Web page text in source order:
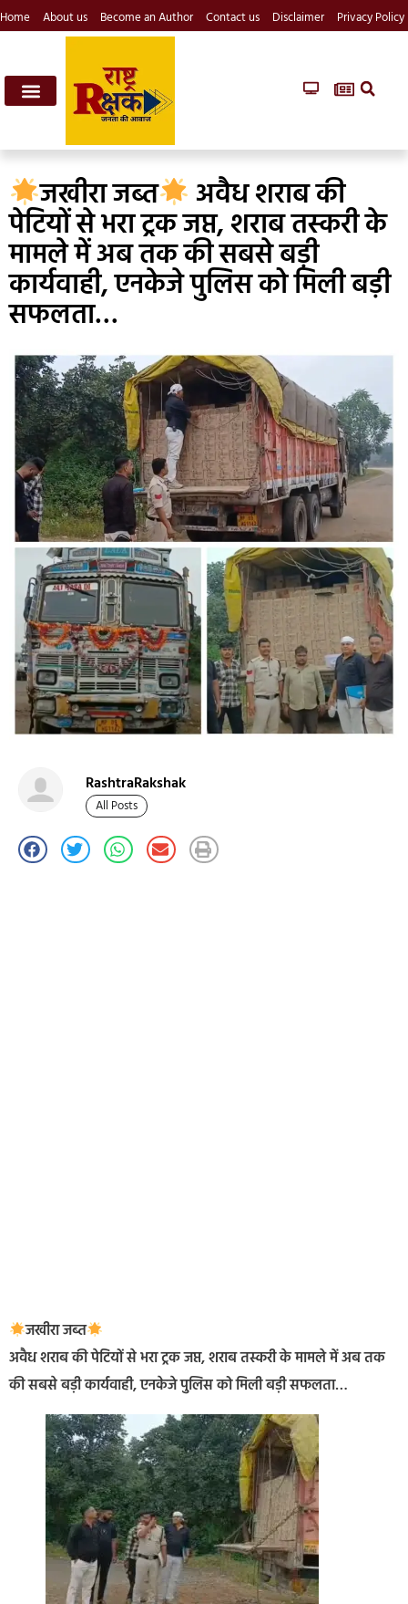
Home About us Become an Author Contact us Disclaimer Privacy Policy
जखीरा जब्त अवैध शराब की
पेटियों से भरा ट्रक जप्त, शराब तस्करी के
मामले में अब तक की सबसे बड़ी
कार्यवाही, एनकेजे पुलिस को मिली बड़ी
सफलता…
RashtraRakshak
All Posts
जखीरा जब्त
अवैध शराब की पेटियों से भरा ट्रक जप्त, शराब तस्करी के मामले में अब तक
की सबसे बड़ी कार्यवाही, एनकेजे पुलिस को मिली बड़ी सफलता…